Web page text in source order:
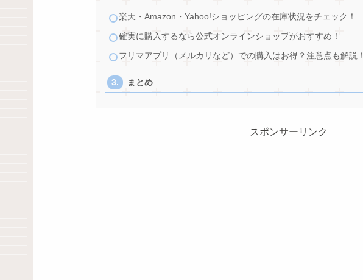
楽天・Amazon・Yahoo!ショッピングの在庫状況をチェック！
確実に購入するなら公式オンラインショップがおすすめ！
フリマアプリ（メルカリなど）での購入はお得？注意点も解説！
まとめ
スポンサーリンク